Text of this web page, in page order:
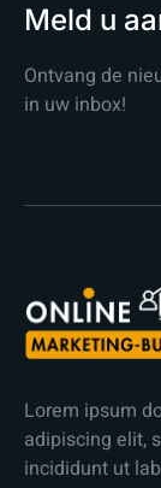
Meld u
Ontvang de
in uw inbox!
Lorem ipsum
adipiscing elit,
incididunt ut